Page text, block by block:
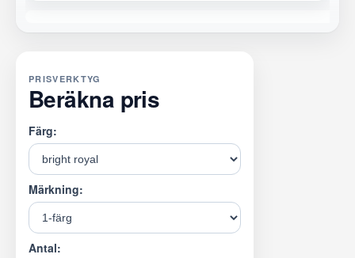
PRISVERKTYG
Beräkna pris
Färg:
Märkning:
Antal: